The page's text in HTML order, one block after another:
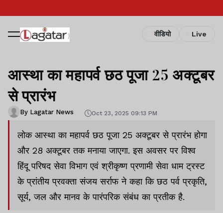
वीडियो Live
आस्था का महापर्व छठ पूजा 25 अक्टूबर
से प्रारंभ
By Lagatar News Oct 23, 2025 09:13 PM
लोक आस्था का महापर्व छठ पूजा 25 अक्टूबर से प्रारंभ होगा
और 28 अक्टूबर तक मनाया जाएगा. इस अवसर पर विश्व
हिंदू परिषद सेवा विभाग एवं श्रीकृष्ण प्रणामी सेवा धाम ट्रस्ट
के प्रांतीय प्रवक्ता संजय सर्राफ ने कहा कि छठ पर्व प्रकृति,
सूर्य, जल और मानव के पारंपरिक संबंध का प्रतीक है.